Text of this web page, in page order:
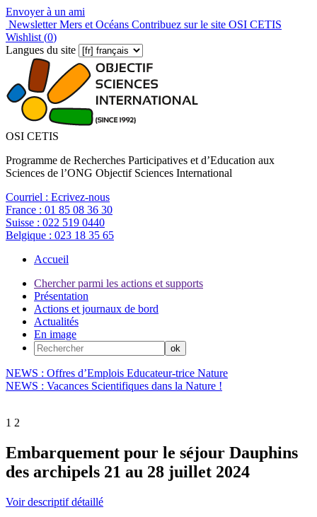
Envoyer à un ami
Newsletter Mers et Océans Contribuez sur le site OSI CETIS
Wishlist (0)
Langues du site
OSI CETIS
Programme de Recherches Participatives et d’Education aux
Sciences de l’ONG Objectif Sciences International
Courriel : Ecrivez-nous
France : 01 85 08 36 30
Suisse : 022 519 0440
Belgique : 023 18 35 65
Accueil
Chercher parmi les actions et supports
Présentation
Actions et journaux de bord
Actualités
En image
NEWS : Offres d’Emplois Educateur-trice Nature
NEWS : Vacances Scientifiques dans la Nature !
1 2
Embarquement pour le séjour Dauphins
des archipels 21 au 28 juillet 2024
Voir descriptif détaillé